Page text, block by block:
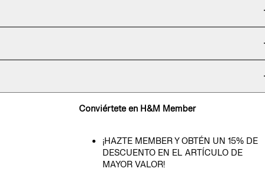
Conviértete en H&M Member
¡HAZTE MEMBER Y OBTÉN UN 15% DE
DESCUENTO EN EL ARTÍCULO DE
MAYOR VALOR!